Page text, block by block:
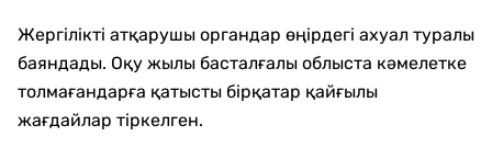
Жергілікті атқарушы органдар өңірдегі ахуал туралы
баяндады. Оқу жылы басталғалы облыста кәмелетке
толмағандарға қатысты бірқатар қайғылы
жағдайлар тіркелген.